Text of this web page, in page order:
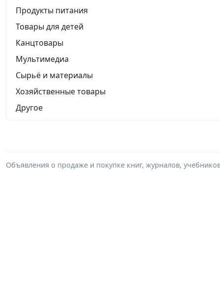
Продукты питания
Товары для детей
Канцтовары
Мультимедиа
Сырьё и материалы
Хозяйственные товары
Другое
Объявления о продаже и покупке книг, журналов,